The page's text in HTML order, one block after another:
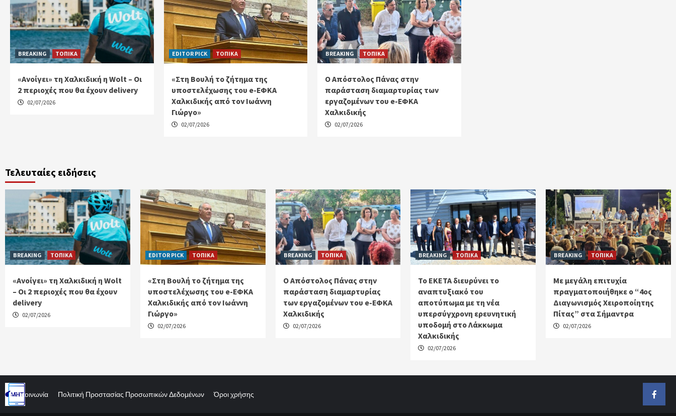
BREAKING ΤΟΠΙΚΑ
«Ανοίγει» τη Χαλκιδική η Wolt – Οι
2 περιοχές που θα έχουν delivery
02/07/2026
EDITOR PICK ΤΟΠΙΚΑ
«Στη Βουλή το ζήτημα της
υποστελέχωσης του e-ΕΦΚΑ
Χαλκιδικής από τον Ιωάννη
Γιώργο»
02/07/2026
BREAKING ΤΟΠΙΚΑ
Ο Απόστολος Πάνας στην
παράσταση διαμαρτυρίας των
εργαζομένων του e-ΕΦΚΑ
Χαλκιδικής
02/07/2026
Τελευταίες ειδήσεις
BREAKING ΤΟΠΙΚΑ
«Ανοίγει» τη Χαλκιδική η Wolt
– Οι 2 περιοχές που θα έχουν
delivery
02/07/2026
EDITOR PICK ΤΟΠΙΚΑ
«Στη Βουλή το ζήτημα της
υποστελέχωσης του e-ΕΦΚΑ
Χαλκιδικής από τον Ιωάννη
Γιώργο»
02/07/2026
BREAKING ΤΟΠΙΚΑ
Ο Απόστολος Πάνας στην
παράσταση διαμαρτυρίας
των εργαζομένων του e-ΕΦΚΑ
Χαλκιδικής
02/07/2026
BREAKING ΤΟΠΙΚΑ
Το ΕΚΕΤΑ διευρύνει το
αναπτυξιακό του
αποτύπωμα με τη νέα
υπερσύγχρονη ερευνητική
υποδομή στο Λάκκωμα
Χαλκιδικής
02/07/2026
BREAKING ΤΟΠΙΚΑ
Με μεγάλη επιτυχία
πραγματοποιήθηκε ο “4ος
Διαγωνισμός Χειροποίητης
Πίτας” στα Σήμαντρα
02/07/2026
Επικοινωνία Πολιτική Προστασίας Προσωπικών Δεδομένων Όροι χρήσης